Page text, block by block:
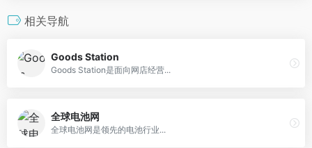
相关导航
Goods Station
Goods Station是面向网店经营...
全球电池网
全球电池网是领先的电池行业...